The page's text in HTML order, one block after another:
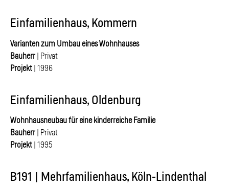
Einfamilienhaus, Kommern
Varianten zum Umbau eines Wohnhauses
Bauherr | Privat
Projekt | 1996
Einfamilienhaus, Oldenburg
Wohnhausneubau für eine kinderreiche Familie
Bauherr | Privat
Projekt | 1995
B191 | Mehrfamilienhaus, Köln-Lindenthal